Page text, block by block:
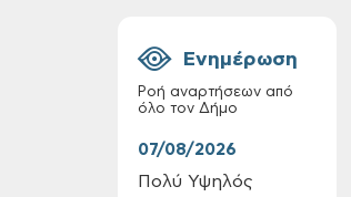
Ενημέρωση
Ροή αναρτήσεων από
όλο τον Δήμο
07/08/2026
Πολύ Υψηλός